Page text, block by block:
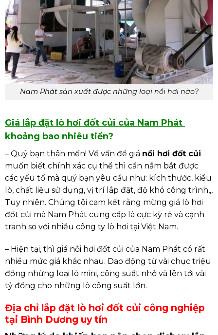
Nam Phát sản xuất được những loại nồi hơi nào?
Giá lắp đặt lò hơi đốt củi của Nam Phát
khoảng bao nhiêu tiền?
– Quý bạn thân mến! Về vấn đề giá nồi hơi đốt củi
muốn biết chính xác cụ thể thì cần nắm bắt được
các yếu tố mà quý bạn yêu cầu như: kích thước, kiểu
lò, chất liệu sử dụng, vị trí lắp đặt, độ khó công trình,,,
Tuy nhiên. Chúng tôi cam kết rằng mừng giá lò hơi
đốt củi mà Nam Phát cung cấp là cực kỳ rẻ và cạnh
tranh so với nhiều công ty lò hơi tại Việt Nam.
– Hiện tại, thì giá nồi hơi đốt củi của Nam Phát có rất
nhiều mức giá khác nhau. Dao động từ vài chục triệu
đồng những loại lò mini, công suất nhỏ và lên tới vài
tỷ đồng cho những lò công suất lớn.
Địa chỉ lắp đặt lò hơi đốt củi công nghiệp
tại Bình Dương uy tín